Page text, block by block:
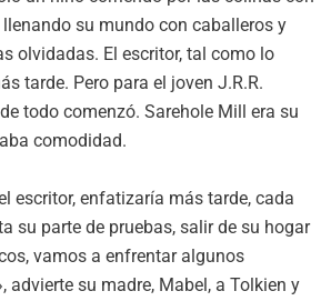
su mundo con caballeros y
olvidadas. El escritor, tal como lo
tarde. Pero para el joven J.R.R.
todo comenzó. Sarehole Mill era su
comodidad.
escritor, enfatizaría más tarde, cada
su parte de pruebas, salir de su hogar
vamos a enfrentar algunos
advierte su madre, Mabel, a Tolkien y